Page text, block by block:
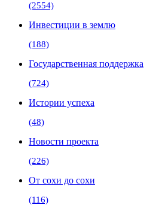
(2554)
Инвестиции в землю
(188)
Государственная поддержка
(724)
Истории успеха
(48)
Новости проекта
(226)
От сохи до сохи
(116)